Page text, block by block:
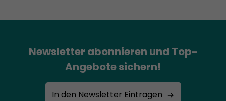
Newsletter abonnieren und Top-
Angebote sichern!
In den Newsletter Eintragen